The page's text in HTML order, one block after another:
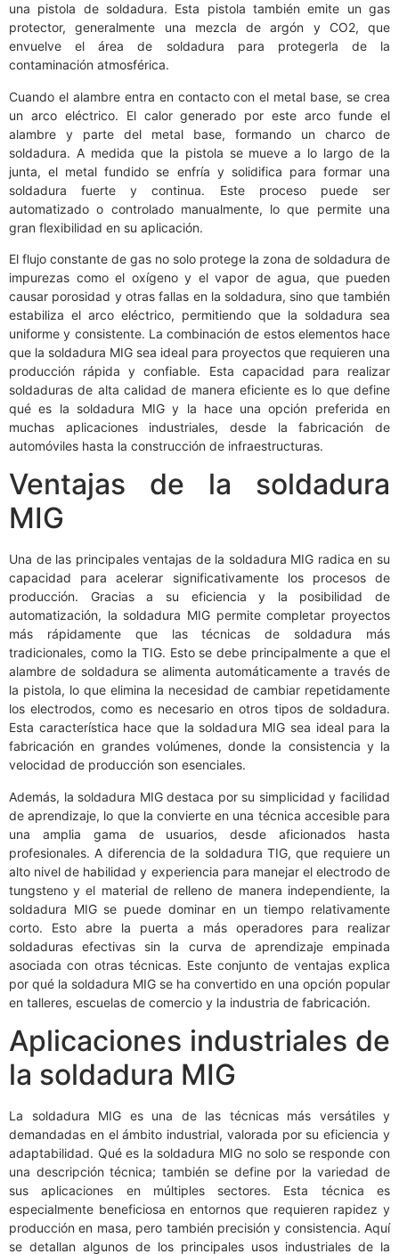
una pistola de soldadura. Esta pistola también emite un gas
protector, generalmente una mezcla de argón y CO2, que
envuelve el área de soldadura para protegerla de la
contaminación atmosférica.
Cuando el alambre entra en contacto con el metal base, se crea
un arco eléctrico. El calor generado por este arco funde el
alambre y parte del metal base, formando un charco de
soldadura. A medida que la pistola se mueve a lo largo de la
junta, el metal fundido se enfría y solidifica para formar una
soldadura fuerte y continua. Este proceso puede ser
automatizado o controlado manualmente, lo que permite una
gran flexibilidad en su aplicación.
El flujo constante de gas no solo protege la zona de soldadura de
impurezas como el oxígeno y el vapor de agua, que pueden
causar porosidad y otras fallas en la soldadura, sino que también
estabiliza el arco eléctrico, permitiendo que la soldadura sea
uniforme y consistente. La combinación de estos elementos hace
que la soldadura MIG sea ideal para proyectos que requieren una
producción rápida y confiable. Esta capacidad para realizar
soldaduras de alta calidad de manera eficiente es lo que define
qué es la soldadura MIG y la hace una opción preferida en
muchas aplicaciones industriales, desde la fabricación de
automóviles hasta la construcción de infraestructuras.
Ventajas de la soldadura
MIG
Una de las principales ventajas de la soldadura MIG radica en su
capacidad para acelerar significativamente los procesos de
producción. Gracias a su eficiencia y la posibilidad de
automatización, la soldadura MIG permite completar proyectos
más rápidamente que las técnicas de soldadura más
tradicionales, como la TIG. Esto se debe principalmente a que el
alambre de soldadura se alimenta automáticamente a través de
la pistola, lo que elimina la necesidad de cambiar repetidamente
los electrodos, como es necesario en otros tipos de soldadura.
Esta característica hace que la soldadura MIG sea ideal para la
fabricación en grandes volúmenes, donde la consistencia y la
velocidad de producción son esenciales.
Además, la soldadura MIG destaca por su simplicidad y facilidad
de aprendizaje, lo que la convierte en una técnica accesible para
una amplia gama de usuarios, desde aficionados hasta
profesionales. A diferencia de la soldadura TIG, que requiere un
alto nivel de habilidad y experiencia para manejar el electrodo de
tungsteno y el material de relleno de manera independiente, la
soldadura MIG se puede dominar en un tiempo relativamente
corto. Esto abre la puerta a más operadores para realizar
soldaduras efectivas sin la curva de aprendizaje empinada
asociada con otras técnicas. Este conjunto de ventajas explica
por qué la soldadura MIG se ha convertido en una opción popular
en talleres, escuelas de comercio y la industria de fabricación.
Aplicaciones industriales de
la soldadura MIG
La soldadura MIG es una de las técnicas más versátiles y
demandadas en el ámbito industrial, valorada por su eficiencia y
adaptabilidad. Qué es la soldadura MIG no solo se responde con
una descripción técnica; también se define por la variedad de
sus aplicaciones en múltiples sectores. Esta técnica es
especialmente beneficiosa en entornos que requieren rapidez y
producción en masa, pero también precisión y consistencia. Aquí
se detallan algunos de los principales usos industriales de la